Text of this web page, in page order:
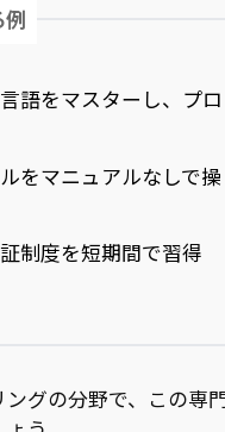
語をマスターし、プロ
をマニュアルなしで操
制度を短期間で習得
グの分野で、この専